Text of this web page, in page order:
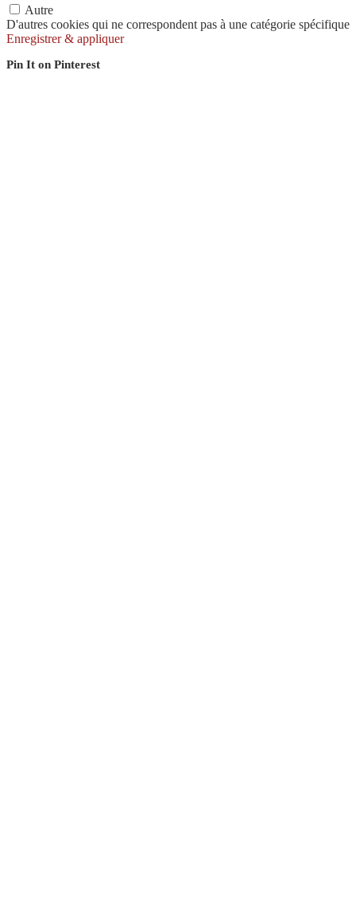
Autre
D'autres cookies qui ne correspondent pas à une catégorie spécifique
Enregistrer & appliquer
Pin It on Pinterest